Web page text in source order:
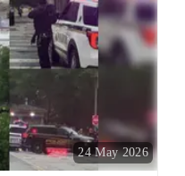
24 May 2026